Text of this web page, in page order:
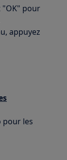
"OK" pour
appuyez
pour les